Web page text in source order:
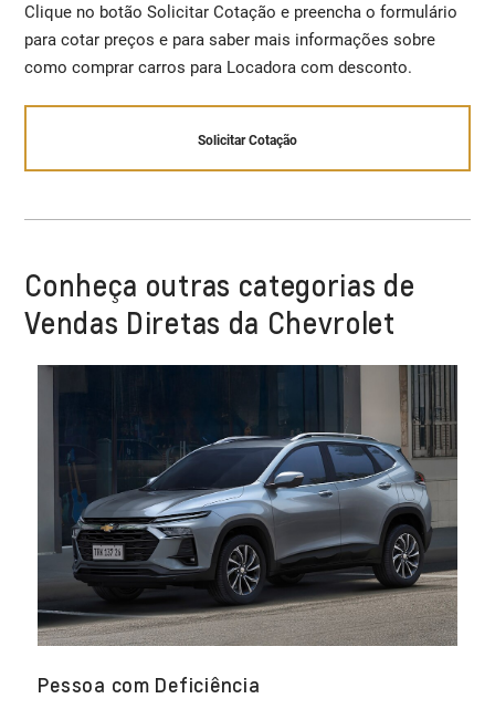
Clique no botão Solicitar Cotação e preencha o formulário
para cotar preços e para saber mais informações sobre
como comprar carros para Locadora com desconto.
Solicitar Cotação
Conheça outras categorias de
Vendas Diretas da Chevrolet
Pessoa com Deficiência